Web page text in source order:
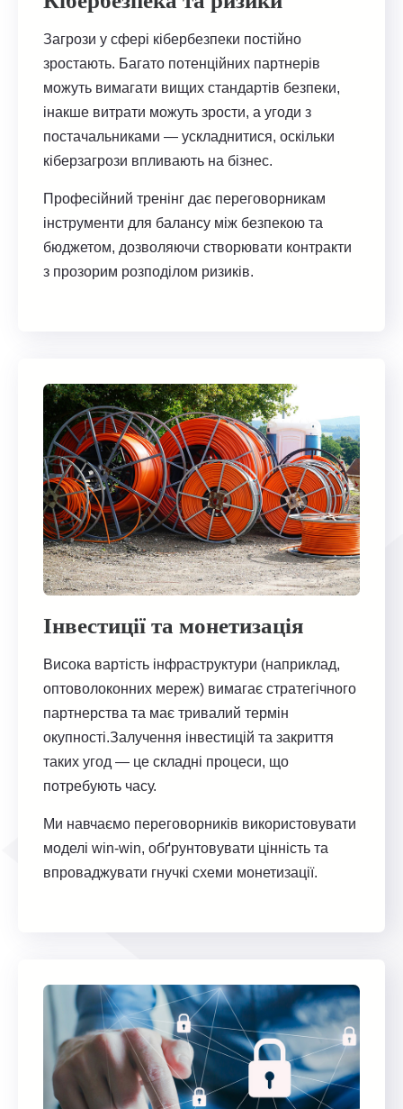
Загрози у сфері кібербезпеки постійно
зростають. Багато потенційних партнерів
можуть вимагати вищих стандартів безпеки,
інакше витрати можуть зрости, а угоди з
постачальниками — ускладнитися, оскільки
кіберзагрози впливають на бізнес.
Професійний тренінг дає переговорникам
інструменти для балансу між безпекою та
бюджетом, дозволяючи створювати контракти
з прозорим розподілом ризиків.
Інвестиції та монетизація
Висока вартість інфраструктури (наприклад,
оптоволоконних мереж) вимагає стратегічного
партнерства та має тривалий термін
окупності.Залучення інвестицій та закриття
таких угод — це складні процеси, що
потребують часу.
Ми навчаємо переговорників використовувати
моделі win-win, обґрунтовувати цінність та
впроваджувати гнучкі схеми монетизації.